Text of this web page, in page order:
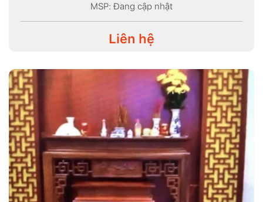
MSP: Đang cập nhật
Liên hệ